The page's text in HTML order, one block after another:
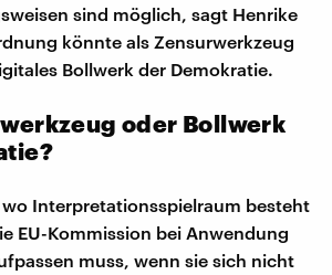
sind möglich, sagt Henrike
könnte als Zensurwerkzeug
Bollwerk der Demokratie.
oder Bollwerk
wo Interpretationsspielraum besteht
EU-Kommission bei Anwendung
muss, wenn sie sich nicht